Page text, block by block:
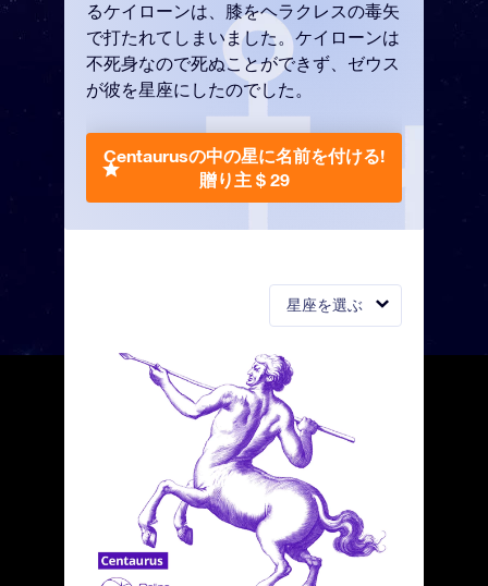
星座を選ぶ
るケイローンは、膝をヘラクレスの毒矢
で打たれてしまいました。ケイローンは
不死身なので死ぬことができず、ゼウス
が彼を星座にしたのでした。
Centaurusの中の星に名前を付ける!
贈り主 $ 29